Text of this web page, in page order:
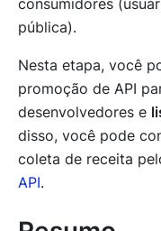
pública).
Nesta etapa, você
promoção de API
desenvolvedores e
disso, você pode
coleta de receita
API.